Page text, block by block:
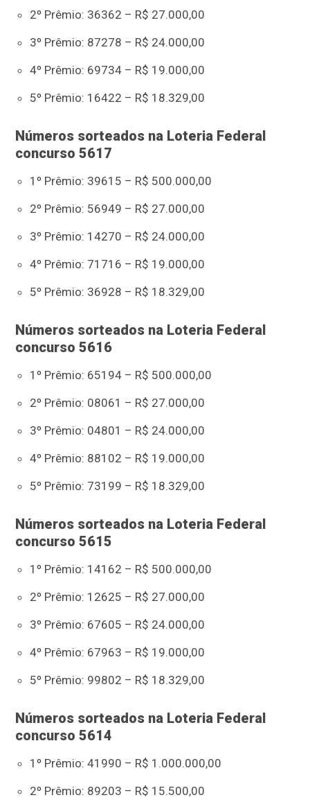
2º Prêmio: 36362 – R$ 27.000,00
3º Prêmio: 87278 – R$ 24.000,00
4º Prêmio: 69734 – R$ 19.000,00
5º Prêmio: 16422 – R$ 18.329,00
Números sorteados na Loteria Federal
concurso 5617
1º Prêmio: 39615 – R$ 500.000,00
2º Prêmio: 56949 – R$ 27.000,00
3º Prêmio: 14270 – R$ 24.000,00
4º Prêmio: 71716 – R$ 19.000,00
5º Prêmio: 36928 – R$ 18.329,00
Números sorteados na Loteria Federal
concurso 5616
1º Prêmio: 65194 – R$ 500.000,00
2º Prêmio: 08061 – R$ 27.000,00
3º Prêmio: 04801 – R$ 24.000,00
4º Prêmio: 88102 – R$ 19.000,00
5º Prêmio: 73199 – R$ 18.329,00
Números sorteados na Loteria Federal
concurso 5615
1º Prêmio: 14162 – R$ 500.000,00
2º Prêmio: 12625 – R$ 27.000,00
3º Prêmio: 67605 – R$ 24.000,00
4º Prêmio: 67963 – R$ 19.000,00
5º Prêmio: 99802 – R$ 18.329,00
Números sorteados na Loteria Federal
concurso 5614
1º Prêmio: 41990 – R$ 1.000.000,00
2º Prêmio: 89203 – R$ 15.500,00